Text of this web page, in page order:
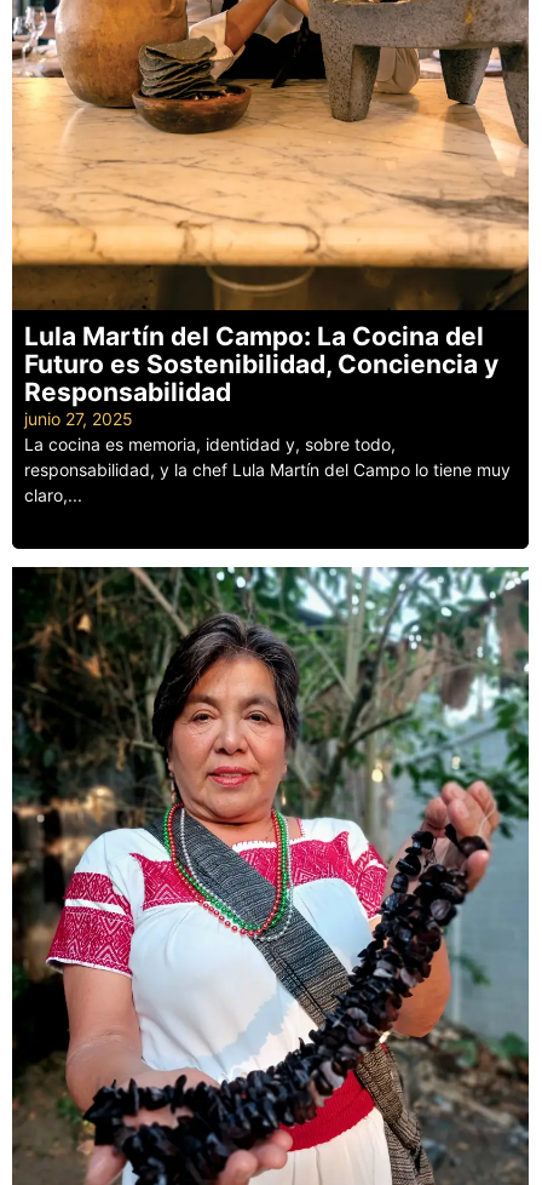
Lula Martín del Campo: La Cocina del
Futuro es Sostenibilidad, Conciencia y
Responsabilidad
junio 27, 2025
La cocina es memoria, identidad y, sobre todo,
responsabilidad, y la chef Lula Martín del Campo lo tiene muy
claro,...